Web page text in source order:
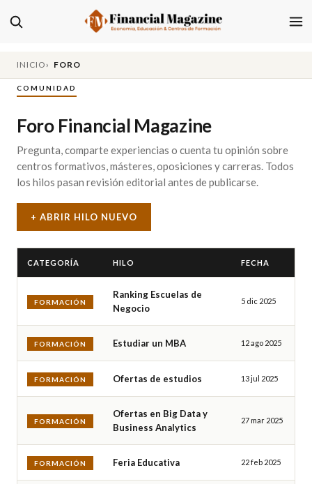
INICIO FORO
COMUNIDAD
Foro Financial Magazine
Pregunta, comparte experiencias o cuenta tu opinión sobre
centros formativos, másteres, oposiciones y carreras. Todos
los hilos pasan revisión editorial antes de publicarse.
+ ABRIR HILO NUEVO
CATEGORÍA HILO FECHA
FORMACIÓN
Ranking Escuelas de
Negocio
5 dic 2025
FORMACIÓN Estudiar un MBA 12 ago 2025
FORMACIÓN Ofertas de estudios 13 jul 2025
FORMACIÓN
Ofertas en Big Data y
Business Analytics
27 mar 2025
FORMACIÓN Feria Educativa 22 feb 2025